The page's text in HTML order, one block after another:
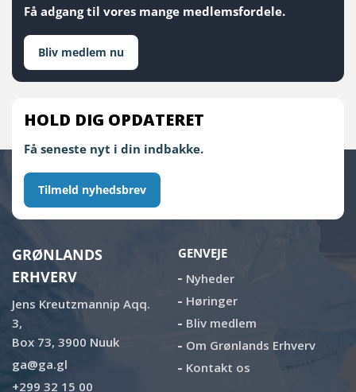
Få adgang til vores mange medlemsfordele.
Bliv medlem nu
HOLD DIG OPDATERET
Få seneste nyt i din indbakke.
Tilmeld nyhedsbrev
GRØNLANDS
ERHVERV
Jens Kreutzmannip Aqq.
3,
Box 73, 3900 Nuuk
ga@ga.gl
+299 32 15 00
GENVEJE
Nyheder
Høringer
Bliv medlem
Om Grønlands Erhverv
Kontakt os